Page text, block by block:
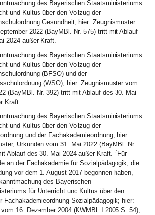
des Bayerischen Staatsministeriums
und Kultus über den Vollzug der
Gesundheit; hier: Zeugnismuster
2022 (BayMBl. Nr. 575) tritt mit Ablauf
2024 außer Kraft.
des Bayerischen Staatsministeriums
und Kultus über den Vollzug der
(BFSO) und der
(WSO); hier: Zeugnismuster vom
(BayMBl. Nr. 392) tritt mit Ablauf des 30. Mai
Kraft.
des Bayerischen Staatsministeriums
und Kultus über den Vollzug der
und der Fachakademieordnung; hier:
Urkunden vom 31. Mai 2022 (BayMBl. Nr.
Ablauf des 30. Mai 2024 außer Kraft. 7 Für
an der Fachakademie für Sozialpädagogik, die
vor dem 1. August 2017 begonnen haben,
des Bayerischen
für Unterricht und Kultus über den
Fachakademieordnung Sozialpädagogik; hier:
vom 16. Dezember 2004 (KWMBl. I 2005 S. 54),